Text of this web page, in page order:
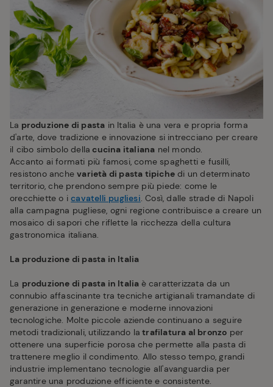
La produzione di pasta in Italia è una vera e propria forma
d'arte, dove tradizione e innovazione si intrecciano per creare
il cibo simbolo della cucina italiana nel mondo.
Accanto ai formati più famosi, come spaghetti e fusilli,
resistono anchevarietà di pasta tipiche di un determinato
territorio, che prendono sempre più piede: come le
orecchiette o icavatelli pugliesi . Così, dalle strade di Napoli
alla campagna pugliese, ogni regione contribuisce a creare un
mosaico di sapori che riflette la ricchezza della cultura
gastronomica italiana.
La produzione di pasta in Italia
La produzione di pasta in Italia è caratterizzata da un
connubio affascinante tra tecniche artigianali tramandate di
generazione in generazione e moderne innovazioni
tecnologiche. Molte piccole aziende continuano a seguire
metodi tradizionali, utilizzando la trafilatura al bronzo per
ottenere una superficie porosa che permette alla pasta di
trattenere meglio il condimento. Allo stesso tempo, grandi
industrie implementano tecnologie all'avanguardia per
garantire una produzione efficiente e consistente.